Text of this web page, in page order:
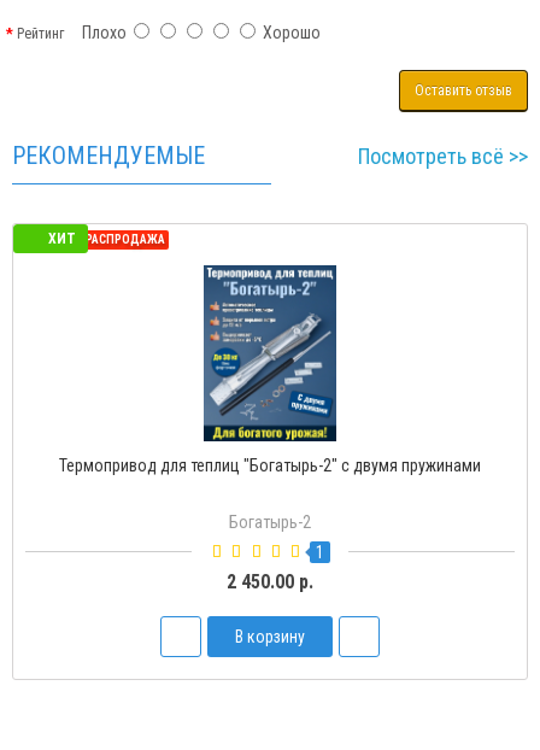
РейтингПлохо Хорошо
Оставить отзыв
РЕКОМЕНДУЕМЫЕ Посмотреть всё >>
ХИТ
СЕЗОННАЯ РАСПРОДАЖА
Термопривод для теплиц "Богатырь-2" с двумя пружинами
Богатырь-2
1
2 450.00 р.
В корзину